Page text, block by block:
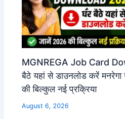
MGNREGA Job Card
बैठे यहां से डाउनलोड करें
की बिल्कुल नई प्रक्रिया
August 6, 2026